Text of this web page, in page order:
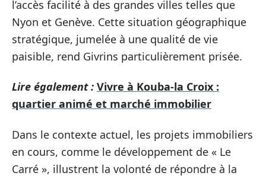
l’accès facilité à des grandes villes telles que
Nyon et Genève. Cette situation géographique
stratégique, jumelée à une qualité de vie
paisible, rend Givrins particulièrement prisée.
Lire également : Vivre à Kouba-la Croix :
quartier animé et marché immobilier
Dans le contexte actuel, les projets immobiliers
en cours, comme le développement de « Le
Carré », illustrent la volonté de répondre à la